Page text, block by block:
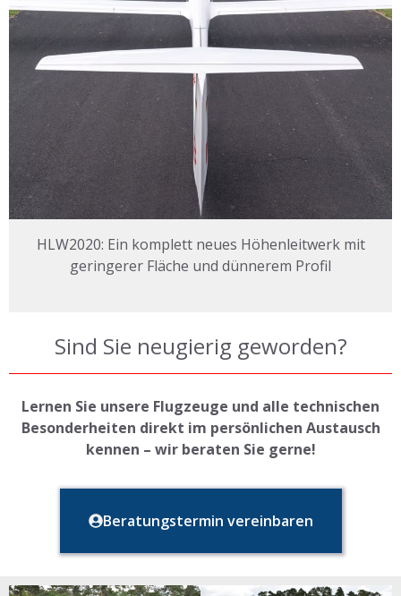
HLW2020: Ein komplett neues Höhenleitwerk mit
geringerer Fläche und dünnerem Profil
Sind Sie neugierig geworden?
Lernen Sie unsere Flugzeuge und alle technischen
Besonderheiten direkt im persönlichen Austausch
kennen – wir beraten Sie gerne!
Beratungstermin vereinbaren